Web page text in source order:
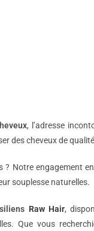
, l’adresse
des cheveux de
Notre engagement
souplesse naturelles.
Raw Hair,
Que vous